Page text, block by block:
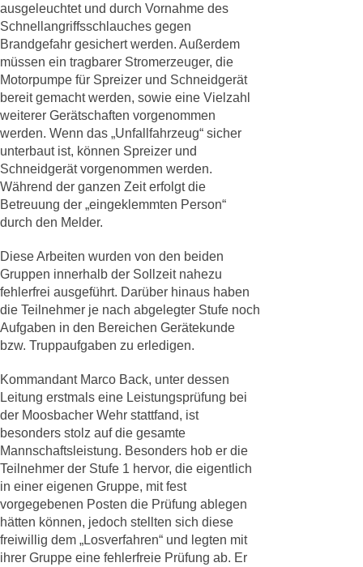
ausgeleuchtet und durch Vornahme des
Schnellangriffsschlauches gegen
Brandgefahr gesichert werden. Außerdem
müssen ein tragbarer Stromerzeuger, die
Motorpumpe für Spreizer und Schneidgerät
bereit gemacht werden, sowie eine Vielzahl
weiterer Gerätschaften vorgenommen
werden. Wenn das „Unfallfahrzeug“ sicher
unterbaut ist, können Spreizer und
Schneidgerät vorgenommen werden.
Während der ganzen Zeit erfolgt die
Betreuung der „eingeklemmten Person“
durch den Melder.
Diese Arbeiten wurden von den beiden
Gruppen innerhalb der Sollzeit nahezu
fehlerfrei ausgeführt. Darüber hinaus haben
die Teilnehmer je nach abgelegter Stufe noch
Aufgaben in den Bereichen Gerätekunde
bzw. Truppaufgaben zu erledigen.
Kommandant Marco Back, unter dessen
Leitung erstmals eine Leistungsprüfung bei
der Moosbacher Wehr stattfand, ist
besonders stolz auf die gesamte
Mannschaftsleistung. Besonders hob er die
Teilnehmer der Stufe 1 hervor, die eigentlich
in einer eigenen Gruppe, mit fest
vorgegebenen Posten die Prüfung ablegen
hätten können, jedoch stellten sich diese
freiwillig dem „Losverfahren“ und legten mit
ihrer Gruppe eine fehlerfreie Prüfung ab. Er